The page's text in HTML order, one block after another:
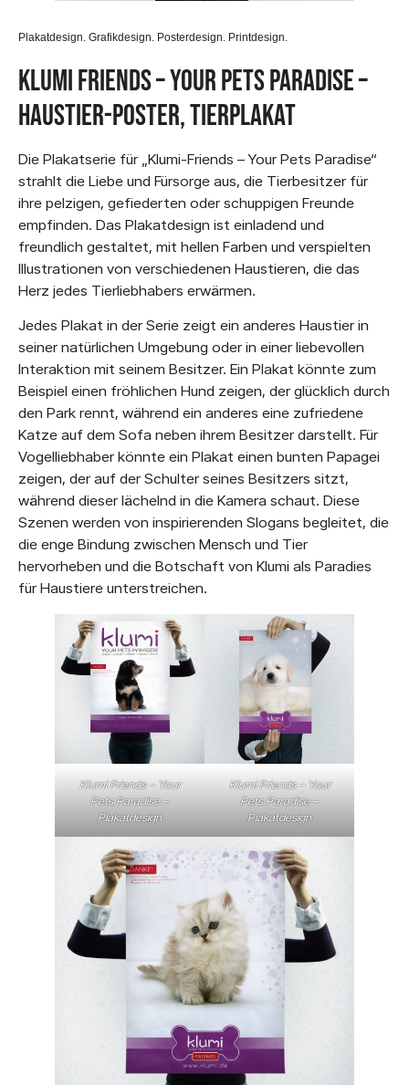
Plakatdesign. Grafikdesign. Posterdesign. Printdesign.
Klumi Friends – Your Pets Paradise –
Haustier-Poster, Tierplakat
Die Plakatserie für „Klumi-Friends – Your Pets Paradise“
strahlt die Liebe und Fürsorge aus, die Tierbesitzer für
ihre pelzigen, gefiederten oder schuppigen Freunde
empfinden. Das Plakatdesign ist einladend und
freundlich gestaltet, mit hellen Farben und verspielten
Illustrationen von verschiedenen Haustieren, die das
Herz jedes Tierliebhabers erwärmen.
Jedes Plakat in der Serie zeigt ein anderes Haustier in
seiner natürlichen Umgebung oder in einer liebevollen
Interaktion mit seinem Besitzer. Ein Plakat könnte zum
Beispiel einen fröhlichen Hund zeigen, der glücklich durch
den Park rennt, während ein anderes eine zufriedene
Katze auf dem Sofa neben ihrem Besitzer darstellt. Für
Vogelliebhaber könnte ein Plakat einen bunten Papagei
zeigen, der auf der Schulter seines Besitzers sitzt,
während dieser lächelnd in die Kamera schaut. Diese
Szenen werden von inspirierenden Slogans begleitet, die
die enge Bindung zwischen Mensch und Tier
hervorheben und die Botschaft von Klumi als Paradies
für Haustiere unterstreichen.
Klumi Friends – Your
Pets Paradise –
Plakatdesign
Klumi Friends – Your
Pets Paradise –
Plakatdesign